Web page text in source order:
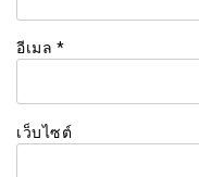
อีเมล *
เว็บไซต์